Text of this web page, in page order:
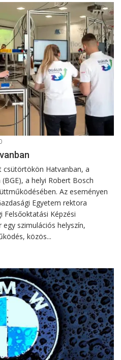
Hatvanban, a
a helyi Robert Bosch
Az eseményen
Egyetem rektora
Felsőoktatási Képzési
szimulációs helyszín,
közös...